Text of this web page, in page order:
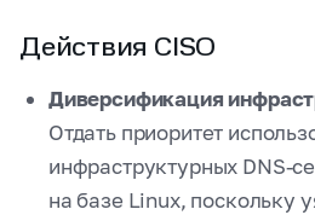
Действия CISO
Диверсификация
Отдать приоритет
инфраструктурных
на базе Linux, поскольку